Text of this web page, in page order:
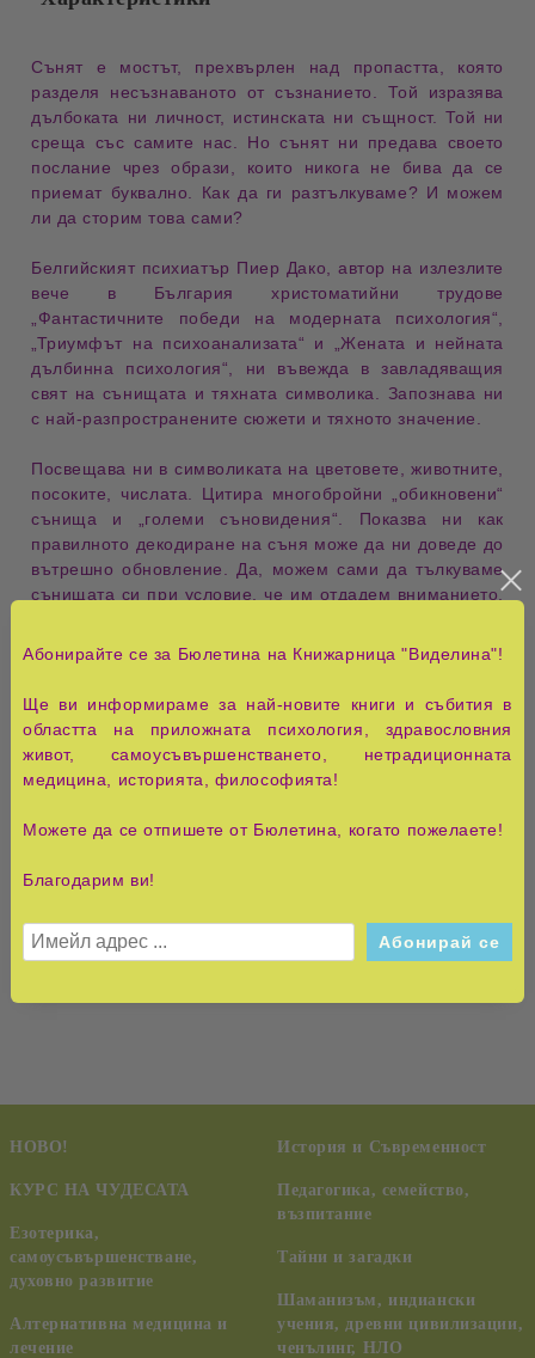
Сънят е мостът, прехвърлен над пропастта, която
разделя несъзнаваното от съзнанието. Той изразява
дълбоката ни личност, истинската ни същност. Той ни
среща със самите нас. Но сънят ни предава своето
послание чрез образи, които никога не бива да се
приемат буквално. Как да ги разтълкуваме? И можем
ли да сторим това сами?
Белгийският психиатър Пиер Дако, автор на излезлите
вече в България христоматийни трудове
„Фантастичните победи на модерната психология“,
„Триумфът на психоанализата“ и „Жената и нейната
дълбинна психология“, ни въвежда в завладяващия
свят на сънищата и тяхната символика. Запознава ни
с най-разпространените сюжети и тяхното значение.
Посвещава ни в символиката на цветовете, животните,
посоките, числата. Цитира многобройни „обикновени“
сънища и „големи съновидения“. Показва ни как
правилното декодиране на съня може да ни доведе до
вътрешно обновление. Да, можем сами да тълкуваме
сънищата си при условие, че им отдадем вниманието,
и приемем неоспоримата истина - ние сме това, което
си мислим.
***
Белгийският психиатър Пиер Дако е учен с богат
клиничен опит и талантлив популяризатор. Автор е на
множество произведения, предназначени за
професионалисти и широк кръг читатели, от които
най-известни са „Фантастичните победи на модерната
психология“ („Колибри“, 1995) и „Триумфът на
психоанализата“ („Колибри“, 1998). До смъртта си
през 1992 г. Пиер Дако е член на Международния
институт по психотерапия в Женева и на
НОВО!
КУРС НА ЧУДЕСАТА
Езотерика,
самоусъвършенстване,
духовно развитие
Алтернативна медицина и
лечение
История и Съвременност
Педагогика, семейство,
възпитание
Тайни и загадки
Шаманизъм, индиански
учения, древни цивилизации,
ченълинг, НЛО
Абонирайте се за Бюлетина на Книжарница "Виделина"!
Ще ви информираме за най-новите книги и събития в
областта на приложната психология, здравословния
живот, самоусъвършенстването, нетрадиционната
медицина, историята, философията!
Можете да се отпишете от Бюлетина, когато пожелаете!
Благодарим ви!